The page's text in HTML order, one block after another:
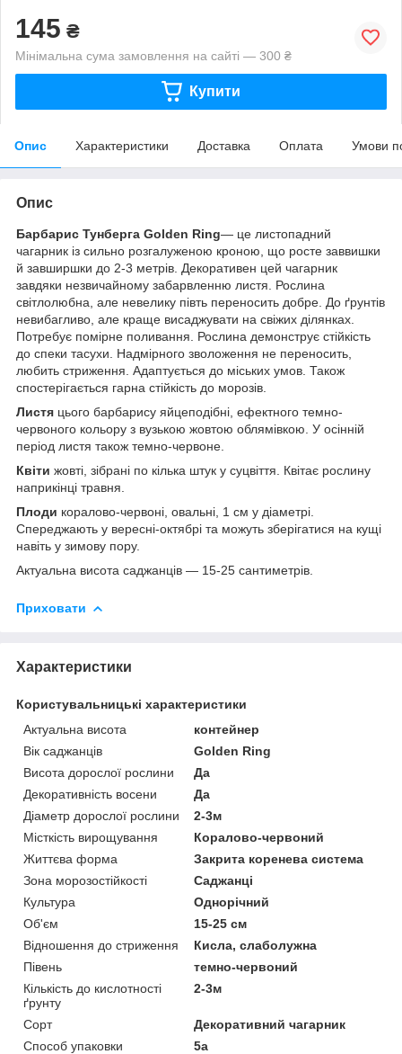
145 ₴
Мінімальна сума замовлення на сайті — 300 ₴
Купити
Опис Характеристики Доставка Оплата Умови
Опис
Барбарис Тунберга Golden Ring— це листопадний
чагарник із сильно розгалуженою кроною, що росте заввишки
й завширшки до 2-3 метрів. Декоративен цей чагарник
завдяки незвичайному забарвленню листя. Рослина
світлолюбна, але невелику півть переносить добре. До ґрунтів
невибагливо, але краще висаджувати на свіжих ділянках.
Потребує помірне поливання. Рослина демонструє стійкість
до спеки тасухи. Надмірного зволоження не переносить,
любить стриження. Адаптується до міських умов. Також
спостерігається гарна стійкість до морозів.
Листя цього барбарису яйцеподібні, ефектного темно-
червоного кольору з вузькою жовтою облямівкою. У осінній
період листя також темно-червоне.
Квіти жовті, зібрані по кілька штук у суцвіття. Квітає рослину
наприкінці травня.
Плоди коралово-червоні, овальні, 1 см у діаметрі.
Спереджають у вересні-октябрі та можуть зберігатися на кущі
навіть у зимову пору.
Актуальна висота саджанців — 15-25 сантиметрів.
Приховати
Характеристики
Користувальницькі характеристики
Актуальна висота
контейнер
Вік саджанців
Golden Ring
Висота дорослої рослини
Да
Декоративність восени
Да
Діаметр дорослої рослини
2-3м
Місткість вирощування
Коралово-червоний
Життєва форма
Закрита коренева система
Зона морозостійкості
Саджанці
Культура
Однорічний
Об'єм
15-25 см
Відношення до стриження
Кисла, слаболужна
Півень
темно-червоний
Кількість до кислотності
ґрунту
2-3м
Сорт
Декоративний чагарник
Способ упаковки
5а